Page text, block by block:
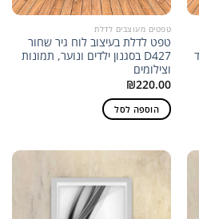
טפטים מעוצבים לדלת
טפט לדלת בעיצוב לוח גיר שחור
D427 בסגנון ילדים ונוער, תמונות
וצילומים
₪220.00
הוספה לסל